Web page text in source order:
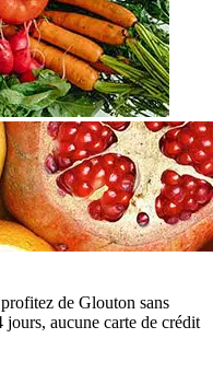
de Glouton sans
aucune carte de crédit